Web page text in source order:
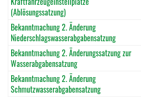
(Ablösungssatzung)
Bekanntmachung 2. Änderung
Niederschlagswasserabgabensatzung
Bekanntmachung 2. Änderungssatzung zur
Wasserabgabensatzung
Bekanntmachung 2. Änderung
Schmutzwasserabgabensatzung